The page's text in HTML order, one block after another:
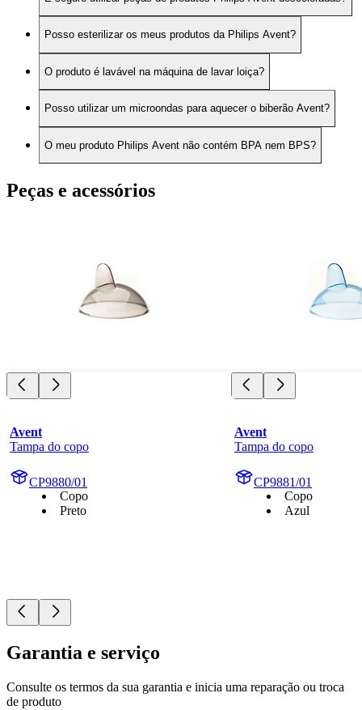
Posso esterilizar os meus produtos da Philips Avent?
O produto é lavável na máquina de lavar loiça?
Posso utilizar um microondas para aquecer o biberão Avent?
O meu produto Philips Avent não contém BPA nem BPS?
Peças e acessórios
Avent
Tampa do copo
CP9880/01
Copo
Preto
Avent
Tampa do copo
CP9881/01
Copo
Azul
Garantia e serviço
Consulte os termos da sua garantia e inicia uma reparação ou troca
de produto